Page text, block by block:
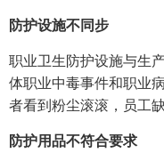
防护设施不同步
职业卫生防护设施与生
体职业中毒事件和职业
者看到粉尘滚滚，员工
防护用品不符合要求